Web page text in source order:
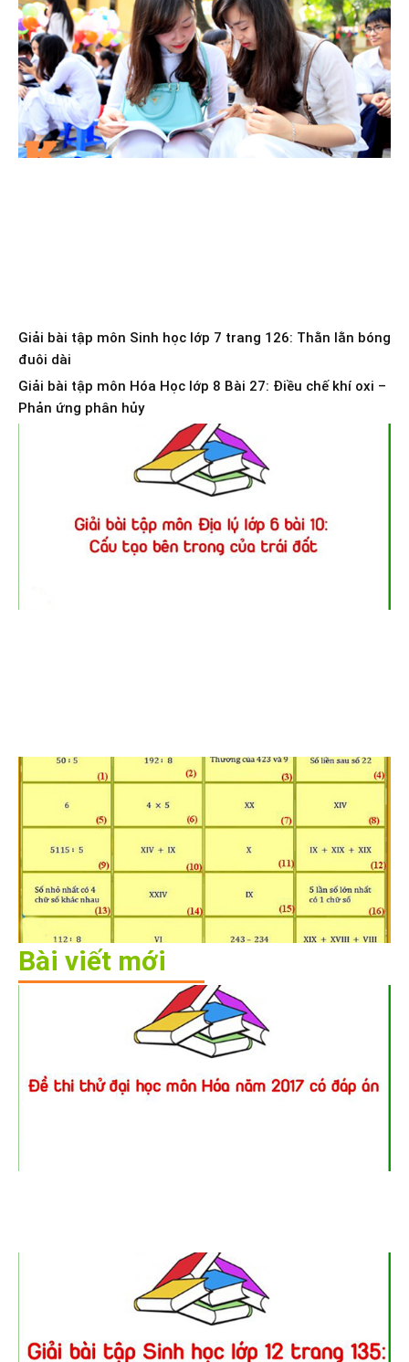
Giải bài tập môn Sinh học lớp 7 trang 126: Thằn lằn bóng
đuôi dài
Giải bài tập môn Hóa Học lớp 8 Bài 27: Điều chế khí oxi –
Phản ứng phân hủy
Bài viết mới